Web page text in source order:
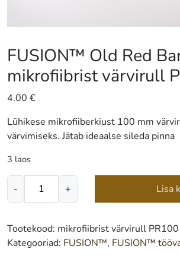
FUSION™ Old Red
mikrofiibrist värvirull
4.00 €
Lühikese mikrofiiberkiust 100 mm
värvimiseks. Jätab ideaalse sileda pinna
3 laos
-
FUSION™
Barn
mikrofiibrist
+ Lisa
Tootekood: mikrofiibrist värvirull PR100
Kategooriad: FUSION™, FUSION™